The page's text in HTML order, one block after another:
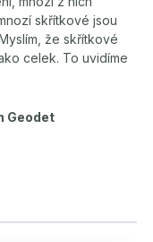
skřítkové jsou
že skřítkové
celek. To uvidíme
Geodet